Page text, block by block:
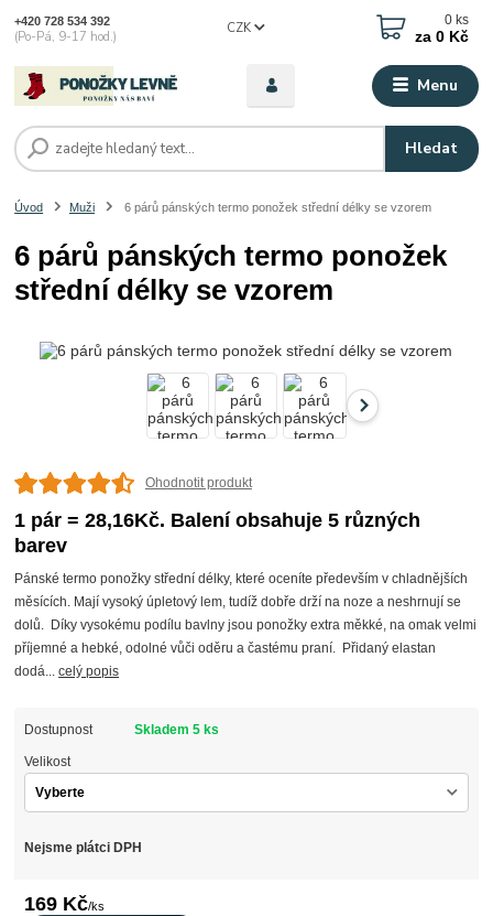
Menu
CZK
Hledat
+420 728 534 392
(Po-Pá, 9-17 hod.)
0 ks
za 0 Kč
Úvod Muži 6 párů pánských termo ponožek střední délky se vzorem
6 párů pánských termo ponožek
střední délky se vzorem
Ohodnotit produkt
1 pár = 28,16Kč. Balení obsahuje 5 různých
barev
Pánské termo ponožky střední délky, které oceníte především v chladnějších
měsících. Mají vysoký úpletový lem, tudíž dobře drží na noze a neshrnují se
dolů. Díky vysokému podílu bavlny jsou ponožky extra měkké, na omak velmi
příjemné a hebké, odolné vůči oděru a častému praní. Přidaný elastan
dodá...celý popis
Dostupnost Skladem 5 ks
Velikost
Nejsme plátci DPH
169 Kč/ks